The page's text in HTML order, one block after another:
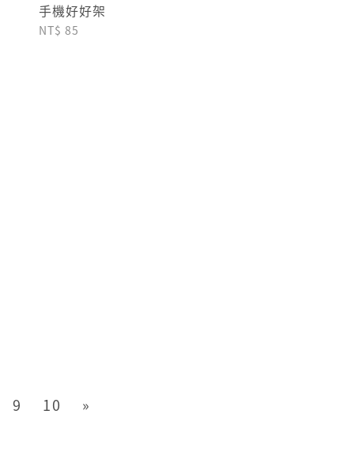
手機好好架
NT$ 85
9 10 »